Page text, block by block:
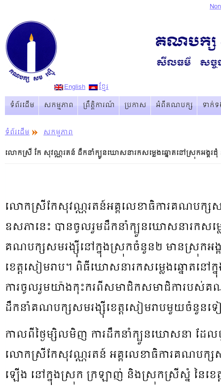
English
ខ្មែរ
ទំព័រដើម
សកម្មភាព ព្រឹត្ដិការណ៏ ប្រកាស អំពីគណបក្ស ទាក់
ទំព័រដើម
សកម្មភាព
លោកស្រី កែ សុវណ្ណរតន៍ ដឹកនាំក្បួនឃោសនារកសម្លេងឆ្នោតនៅស្រុកអង្គរជុំ
លោកស្រីកែសុវណ្ណរតន៍អគ្គលេខាធិការគណបក្សស
ឧសភានេះ បានចូលរួមដឹកនាំក្បួនឃោសនារកសម្
គណបក្ស​សមរង្ស៊ីនៅក្នុងស្រុកចំនួន២ មានស្រុកអង្
ខេត្តសៀមរាប។ ពិធីឃោសនារកសម្លេងឆ្នោតនៅក្
ការចូលរួមយ៉ាង​កុះករពីសមាជិកសមាជិការបស់គ
ដឹកនាំគណបក្សសមរង្ស៊ីខេត្តសៀមរាបមួយចំនួនទ
កាលពីថ្ងៃម្សិលមិញ ការដឹកនាំក្បួនឃោសនា ដែ
លោកស្រីកែសុវណ្ណរតន៍ អគ្គលេខាធិការគណបក្សស
ឡើង នៅក្នុងស្រុក ក្រឡាញ់ និងស្រុកស្រីស្នំ នៃខេត្